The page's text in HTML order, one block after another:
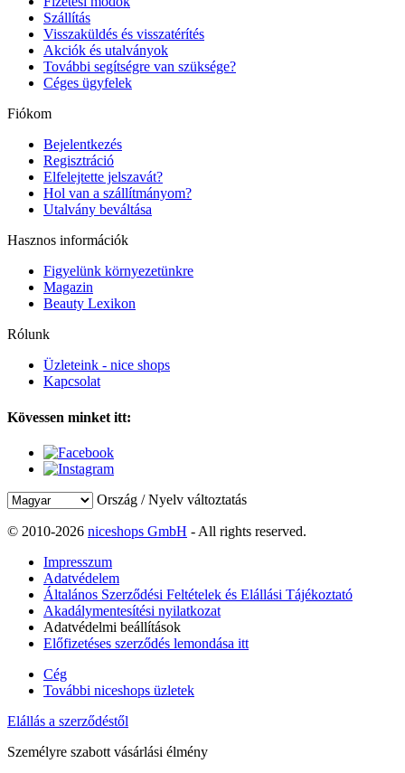
Szállítás
Visszaküldés és visszatérítés
Akciók és utalványok
További segítségre van szüksége?
Céges ügyfelek
Fiókom
Bejelentkezés
Regisztráció
Elfelejtette jelszavát?
Hol van a szállítmányom?
Utalvány beváltása
Hasznos információk
Figyelünk környezetünkre
Magazin
Beauty Lexikon
Rólunk
Üzleteink - nice shops
Kapcsolat
Kövessen minket itt:
Ország / Nyelv változtatás
© 2010-2026 niceshops GmbH - All rights reserved.
Impresszum
Adatvédelem
Általános Szerződési Feltételek és Elállási Tájékoztató
Akadálymentesítési nyilatkozat
Adatvédelmi beállítások
Előfizetéses szerződés lemondása itt
Cég
További niceshops üzletek
Elállás a szerződéstől
Személyre szabott vásárlási élmény